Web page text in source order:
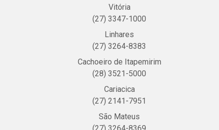
Vitória
(27) 3347-1000
Linhares
(27) 3264-8383
Cachoeiro de Itapemirim
(28) 3521-5000
Cariacica
(27) 2141-7951
São Mateus